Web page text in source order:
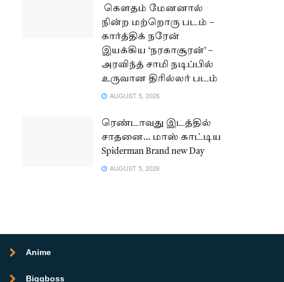
கௌதம் மேனனால்
நின்ற மற்றொரு படம் –
கார்த்திக் நரேன்
இயக்கிய ‘நரகாசூரன்’ –
அரவிந்த் சாமி நடிப்பில்
உருவான திரில்லர் படம்
AUGUST 5, 2026
ரெண்டாவது இடத்தில்
சாதனை… மாஸ் காட்டிய
Spiderman Brand new Day
AUGUST 5, 2026
Anime
Biggboss